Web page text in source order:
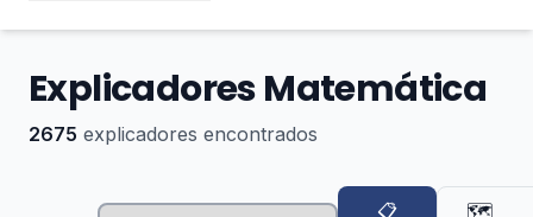
Explicadores Matemática
2675 explicadores encontrados
📋
🗺️